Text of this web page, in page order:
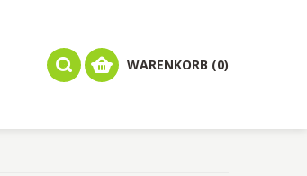
WARENKORB (0)